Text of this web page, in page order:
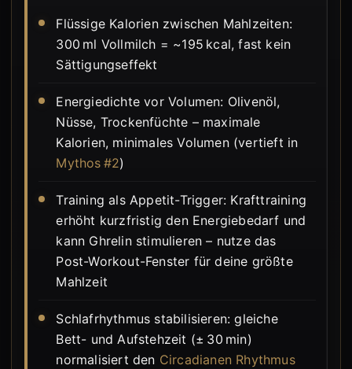
Flüssige Kalorien zwischen Mahlzeiten:
300 ml Vollmilch = ~195 kcal, fast kein
Sättigungseffekt
Energiedichte vor Volumen: Olivenöl,
Nüsse, Trockenfüchte – maximale
Kalorien, minimales Volumen (vertieft in
Mythos #2)
Training als Appetit-Trigger: Krafttraining
erhöht kurzfristig den Energiebedarf und
kann Ghrelin stimulieren – nutze das
Post-Workout-Fenster für deine größte
Mahlzeit
Schlafrhythmus stabilisieren: gleiche
Bett- und Aufstehzeit (± 30 min)
normalisiert den Circadianen Rhythmus